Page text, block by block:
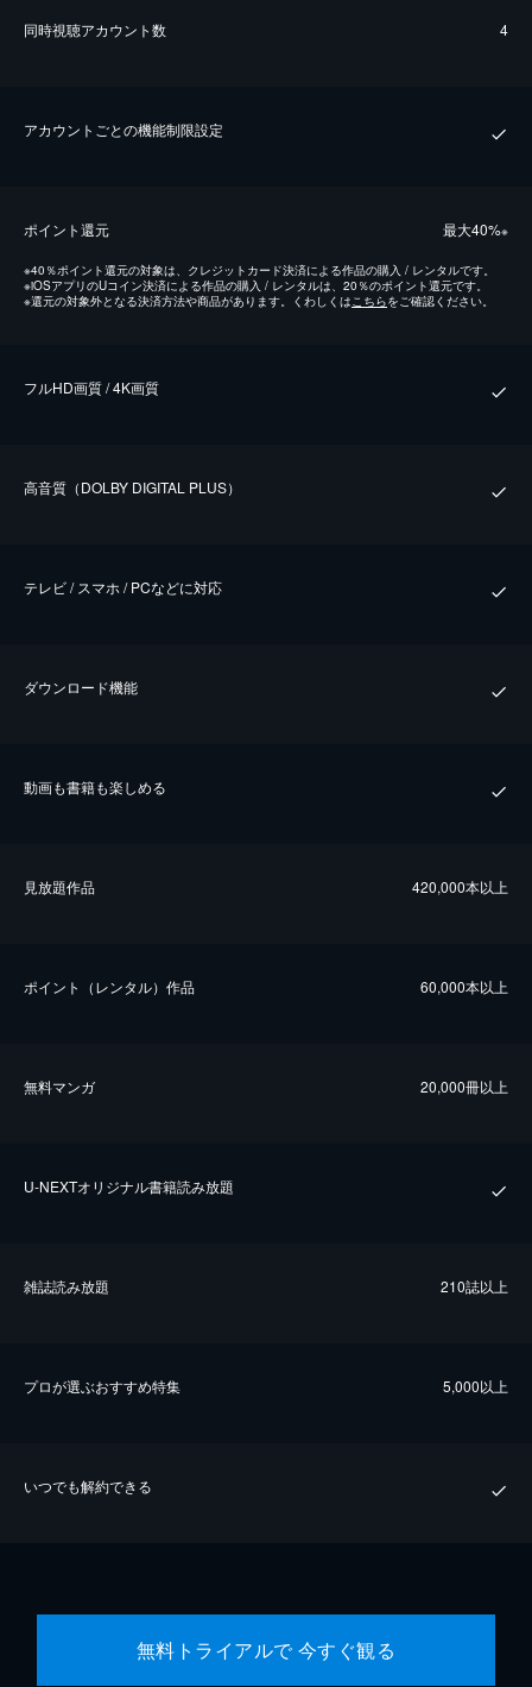
同時視聴アカウント数 4
アカウントごとの機能制限設定
ポイント還元 最⼤40%※
※40％ポイント還元の対象は、クレジットカード決済による作品の購入 / レンタルです。
※iOSアプリのUコイン決済による作品の購入 / レンタルは、20％のポイント還元です。
※還元の対象外となる決済方法や商品があります。くわしくはこちらをご確認ください。
フルHD画質 / 4K画質
⾼⾳質（DOLBY DIGITAL PLUS）
テレビ / スマホ / PCなどに対応
ダウンロード機能
動画も書籍も楽しめる
⾒放題作品 420,000本以上
ポイント（レンタル）作品 60,000本以上
無料マンガ 20,000冊以上
U-NEXTオリジナル書籍読み放題
雑誌読み放題 210誌以上
プロが選ぶおすすめ特集 5,000以上
いつでも解約できる
無料トライアルで 今すぐ観る